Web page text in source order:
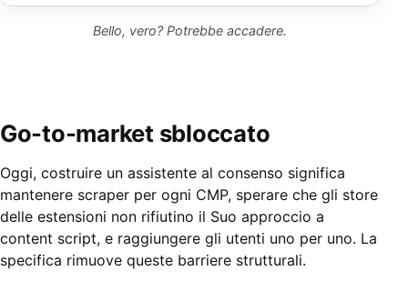
Bello, vero? Potrebbe accadere.
Go-to-market sbloccato
Oggi, costruire un assistente al consenso significa
mantenere scraper per ogni CMP, sperare che gli store
delle estensioni non rifiutino il Suo approccio a
content script, e raggiungere gli utenti uno per uno. La
specifica rimuove queste barriere strutturali.